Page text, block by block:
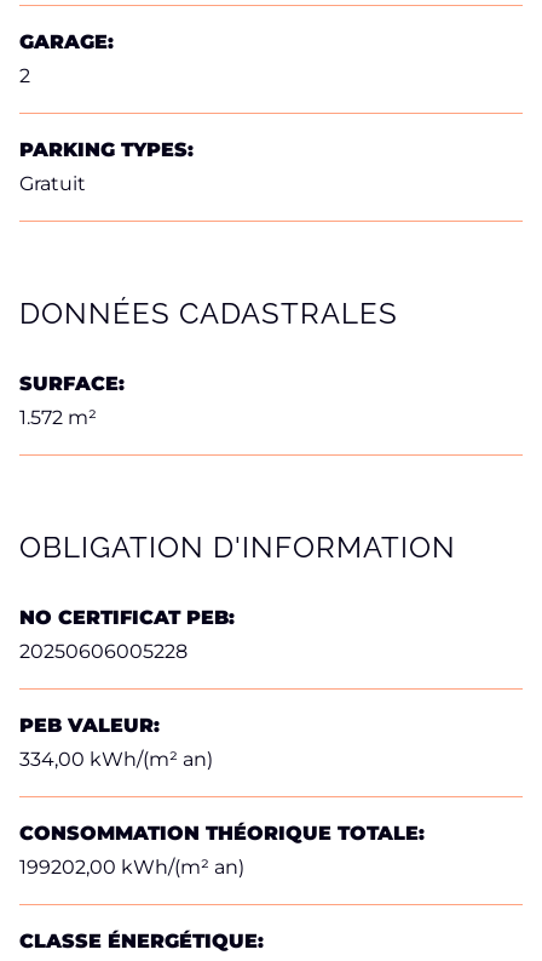
GARAGE:
2
PARKING TYPES:
Gratuit
DONNÉES CADASTRALES
SURFACE:
1.572 m²
OBLIGATION D'INFORMATION
NO CERTIFICAT PEB:
20250606005228
PEB VALEUR:
334,00 kWh/(m² an)
CONSOMMATION THÉORIQUE TOTALE:
199202,00 kWh/(m² an)
CLASSE ÉNERGÉTIQUE: